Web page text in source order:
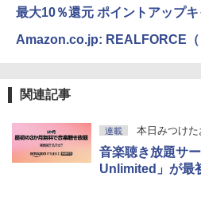
最大10％還元 ポイントアップ
Amazon.co.jp: REALFORCE（
関連記事
連載 本日みつけ
音楽聴き放題サ
Unlimited」が最